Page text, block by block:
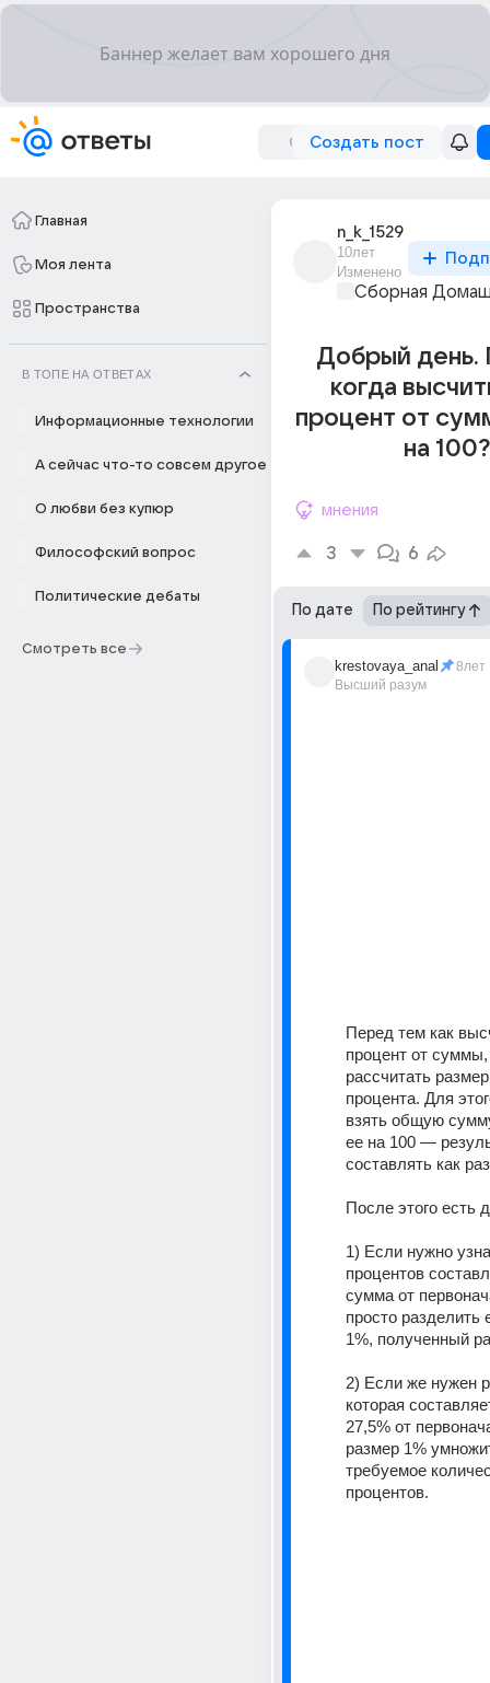
Создать пост
Главная
Моя лента
Пространства
В ТОПЕ НА ОТВЕТАХ
Информационные технологии
А сейчас что-то совсем другое
О любви без купюр
Философский вопрос
Политические дебаты
Смотреть все
n_k_1529
10лет
Изменено
Сборная
Добрый день.
когда
процент от
на 100?
мнения
3 6
По дате По рейтингу
krestovaya_anal
Высший разум
8лет
Перед тем как
процент от
рассчитать
процента. Для
взять общую
ее на 100 —
составлять как
После этого есть
1) Если нужно
процентов
сумма от
просто разделить
1%, полученный
2) Если же нужен
которая
27,5% от
размер 1%
требуемое
процентов.